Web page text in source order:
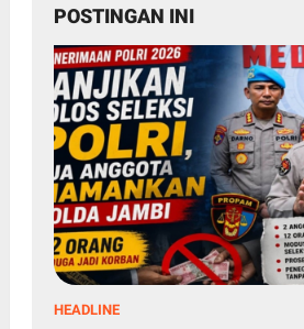
POSTINGAN INI
HEADLINE